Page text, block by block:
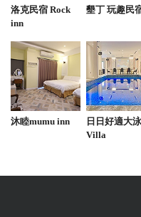
好吃，特別是米血
2025-
鵝肉鮮嫩好吃！而
情也很親切 我已
洛克民宿 Rock
inn
墾丁 玩趣民
沐睦mumu inn
日日好適大
Villa